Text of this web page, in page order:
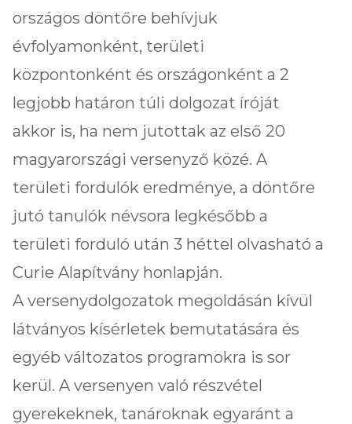
országos döntőre behívjuk
évfolyamonként, területi
központonként és országonként a 2
legjobb határon túli dolgozat íróját
akkor is, ha nem jutottak az első 20
magyarországi versenyző közé. A
területi fordulók eredménye, a döntőre
jutó tanulók névsora legkésőbb a
területi forduló után 3 héttel olvasható a
Curie Alapítvány honlapján.
A versenydolgozatok megoldásán kívül
látványos kísérletek bemutatására és
egyéb változatos programokra is sor
kerül. A versenyen való részvétel
gyerekeknek, tanároknak egyaránt a